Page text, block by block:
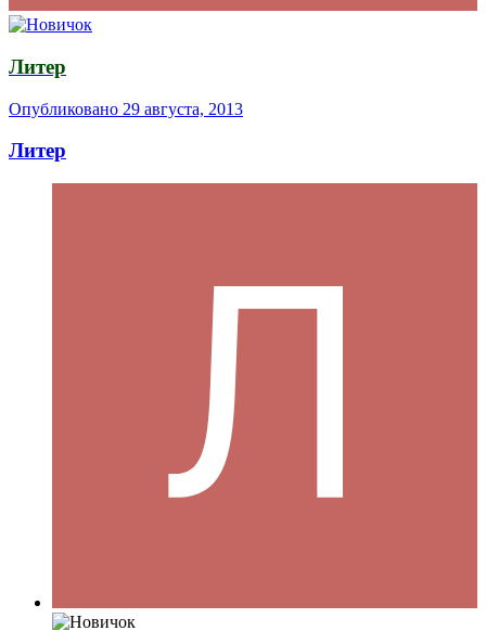
Литер
Опубликовано 29 августа, 2013
Литер